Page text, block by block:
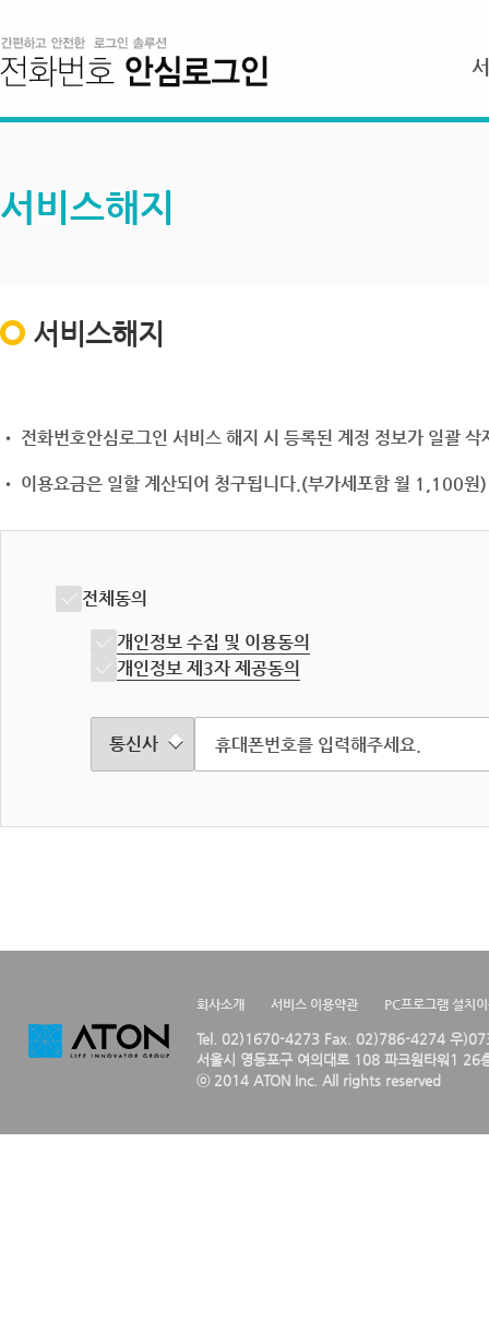
서비스해지
서비스해지
• 전화번호안심로그인 서비스 해지 시 등록된 계정 정보가 일괄
• 이용요금은 일할 계산되어 청구됩니다.(부가세포함 월 1,100원)
전체동의
개인정보 수집 및 이용동의
개인정보 제3자 제공동의
회사소개 서비스 이용약관 PC프로그램 설치
Tel. 02)1670-4273 Fax. 02)786-4274 우
서울시 영등포구 여의대로 108 파크원타워1 26
ⓒ 2014 ATON Inc. All rights reserved